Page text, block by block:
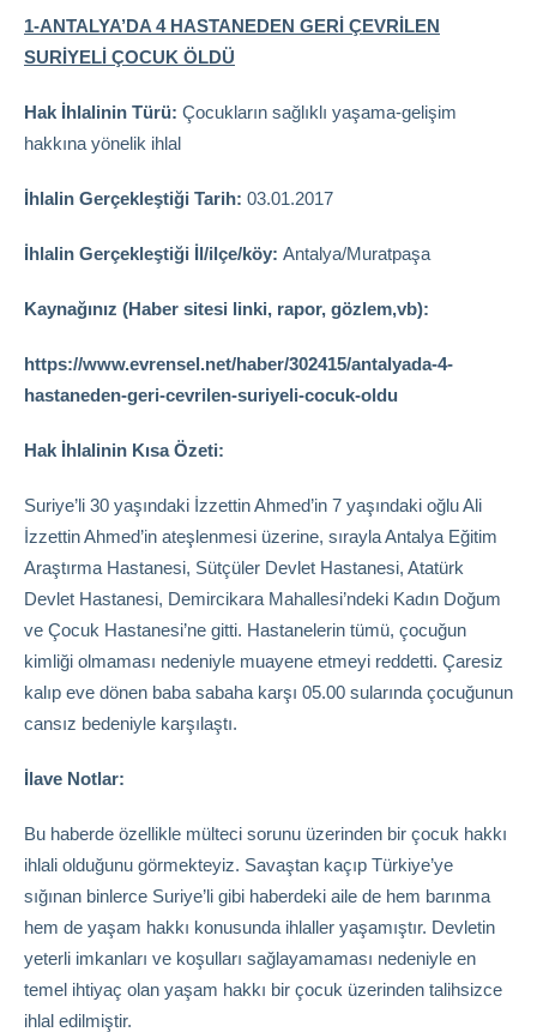
1-ANTALYA’DA 4 HASTANEDEN GERİ ÇEVRİLEN
SURİYELİ ÇOCUK ÖLDÜ
Hak İhlalinin Türü: Çocukların sağlıklı yaşama-gelişim
hakkına yönelik ihlal
İhlalin Gerçekleştiği Tarih: 03.01.2017
İhlalin Gerçekleştiği İl/ilçe/köy: Antalya/Muratpaşa
Kaynağınız (Haber sitesi linki, rapor, gözlem,vb):
https://www.evrensel.net/haber/302415/antalyada-4-
hastaneden-geri-cevrilen-suriyeli-cocuk-oldu
Hak İhlalinin Kısa Özeti:
Suriye’li 30 yaşındaki İzzettin Ahmed’in 7 yaşındaki oğlu Ali
İzzettin Ahmed’in ateşlenmesi üzerine, sırayla Antalya Eğitim
Araştırma Hastanesi, Sütçüler Devlet Hastanesi, Atatürk
Devlet Hastanesi, Demircikara Mahallesi’ndeki Kadın Doğum
ve Çocuk Hastanesi’ne gitti. Hastanelerin tümü, çocuğun
kimliği olmaması nedeniyle muayene etmeyi reddetti. Çaresiz
kalıp eve dönen baba sabaha karşı 05.00 sularında çocuğunun
cansız bedeniyle karşılaştı.
İlave Notlar:
Bu haberde özellikle mülteci sorunu üzerinden bir çocuk hakkı
ihlali olduğunu görmekteyiz. Savaştan kaçıp Türkiye’ye
sığınan binlerce Suriye’li gibi haberdeki aile de hem barınma
hem de yaşam hakkı konusunda ihlaller yaşamıştır. Devletin
yeterli imkanları ve koşulları sağlayamaması nedeniyle en
temel ihtiyaç olan yaşam hakkı bir çocuk üzerinden talihsizce
ihlal edilmiştir.